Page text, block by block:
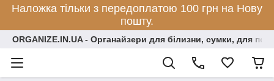
Наложка тільки з передоплатою 100 грн на Нову
пошту.
ORGANIZE.IN.UA - Органайзери для білизни, сумки, для